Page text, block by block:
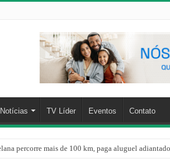
Notícias TV Líder Eventos Contato
percorre mais de 100 km, paga aluguel